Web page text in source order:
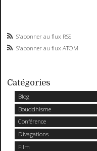
S'abonner au flux RSS
S'abonner au flux ATOM
Catégories
Blog
Bouddhisme
Conférence
Divagations
Film